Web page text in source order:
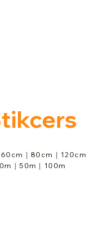
｜80cm｜120cm
｜50m｜100m